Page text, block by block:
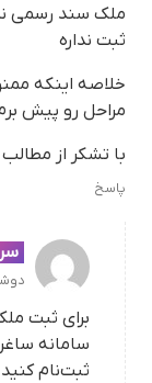
ملک سند رسمی
ثبت نداره
خلاصه اینکه
مراحل رو پیش
با تشکر از
پاسخ
دوشنبه |
برای ثبت
سامانه
ثبت‌نام